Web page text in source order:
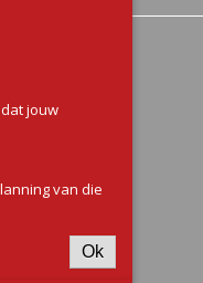
jouw
van die
Ok